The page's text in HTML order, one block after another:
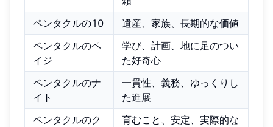
ペンタクルの10
遺産、家族、長期的な価値
ペンタクルのペ
イジ
学び、計画、地に足のつい
た好奇心
ペンタクルのナ
イト
一貫性、義務、ゆっくりし
た進展
ペンタクルのク
育むこと、安定、実際的な